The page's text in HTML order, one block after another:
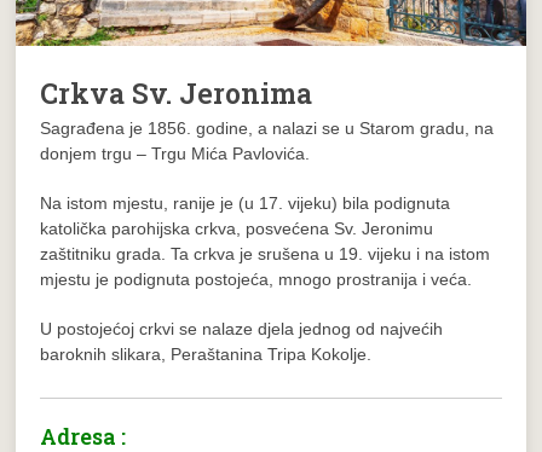
Crkva Sv. Jeronima
Sagrađena je 1856. godine, a nalazi se u Starom gradu, na
donjem trgu – Trgu Mića Pavlovića.
Na istom mjestu, ranije je (u 17. vijeku) bila podignuta
katolička parohijska crkva, posvećena Sv. Jeronimu
zaštitniku grada. Ta crkva je srušena u 19. vijeku i na istom
mjestu je podignuta postojeća, mnogo prostranija i veća.
U postojećoj crkvi se nalaze djela jednog od najvećih
baroknih slikara, Peraštanina Tripa Kokolje.
Adresa :